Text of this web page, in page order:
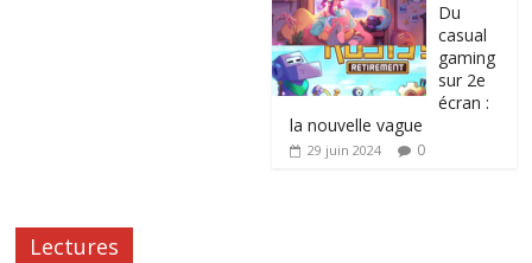
Du
casual
gaming
sur 2e
écran :
la nouvelle vague
29 juin 2024 0
Lectures